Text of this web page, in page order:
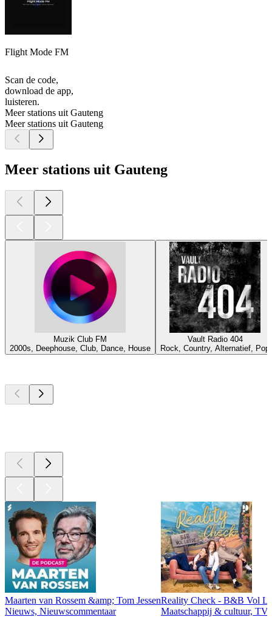
Flight Mode FM
Scan de code,
download de app,
luisteren.
Meer stations uit Gauteng
Meer stations uit Gauteng
Meer stations uit Gauteng
Muzik Club FM
2000s, Deephouse, Club, Dance, House
Vault Radio 404
Rock, Country, Alternatief, Pop
Maarten van Rossem &amp; Tom Jessen
Nieuws, Nieuwscommentaar
Reality Check - B&B Vol
Maatschappij & cultuur,